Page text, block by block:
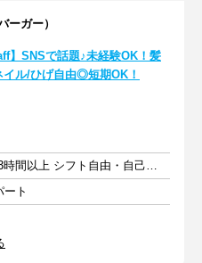
ガー）
】SNSで話題♪未経験OK！髪
イル/ひげ自由◎短期OK！
週1日以上 1日3時間以上 シフト自由・自己申告
ート